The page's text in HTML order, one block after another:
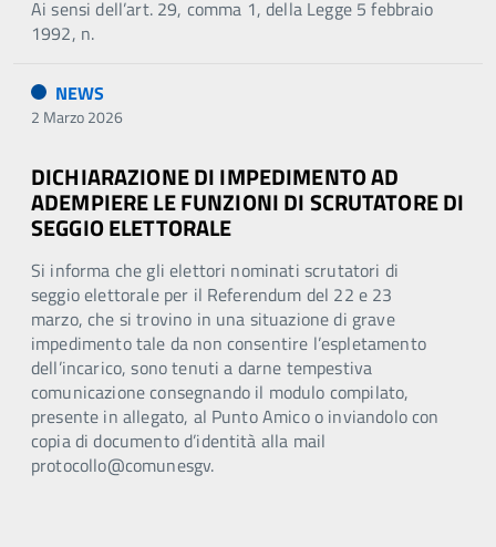
Ai sensi dell’art. 29, comma 1, della Legge 5 febbraio
1992, n.
NEWS
2 Marzo 2026
DICHIARAZIONE DI IMPEDIMENTO AD
ADEMPIERE LE FUNZIONI DI SCRUTATORE DI
SEGGIO ELETTORALE
Si informa che gli elettori nominati scrutatori di
seggio elettorale per il Referendum del 22 e 23
marzo, che si trovino in una situazione di grave
impedimento tale da non consentire l’espletamento
dell’incarico, sono tenuti a darne tempestiva
comunicazione consegnando il modulo compilato,
presente in allegato, al Punto Amico o inviandolo con
copia di documento d’identità alla mail
protocollo@comunesgv.